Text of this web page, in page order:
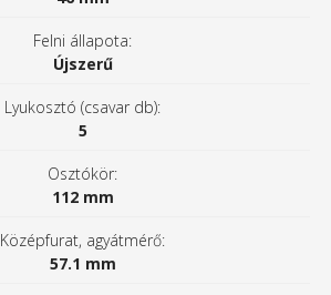
Felni állapota:
Újszerű
Lyukosztó (csavar db):
5
Osztókör:
112 mm
Középfurat, agyátmérő:
57.1 mm